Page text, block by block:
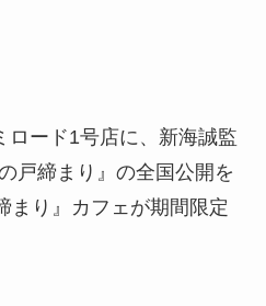
ロード1号店に、新海誠監
戸締まり』の全国公開を
まり』カフェが期間限定